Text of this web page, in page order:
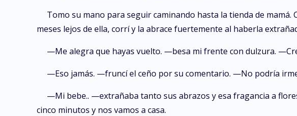
Tomo su mano para seguir caminando hasta la tienda de
meses lejos de ella, corrí y la abrace fuertemente al haberla
—Me alegra que hayas vuelto. —besa mi frente con dulzura.
—Eso jamás. —fruncí el ceño por su comentario. —No podría
—Mi bebe.. —extrañaba tanto sus abrazos y esa fragancia a
cinco minutos y nos vamos a casa.